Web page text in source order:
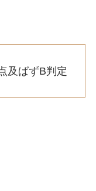
及ばずB判定